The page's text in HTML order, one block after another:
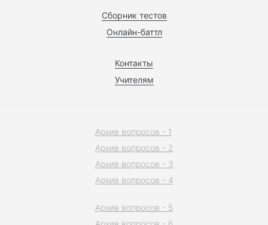
Сборник тестов
Онлайн-баттл
Контакты
Учителям
Архив вопросов - 1
Архив вопросов - 2
Архив вопросов - 3
Архив вопросов - 4
Архив вопросов - 5